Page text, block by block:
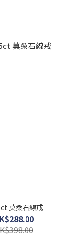
莫桑石線戒